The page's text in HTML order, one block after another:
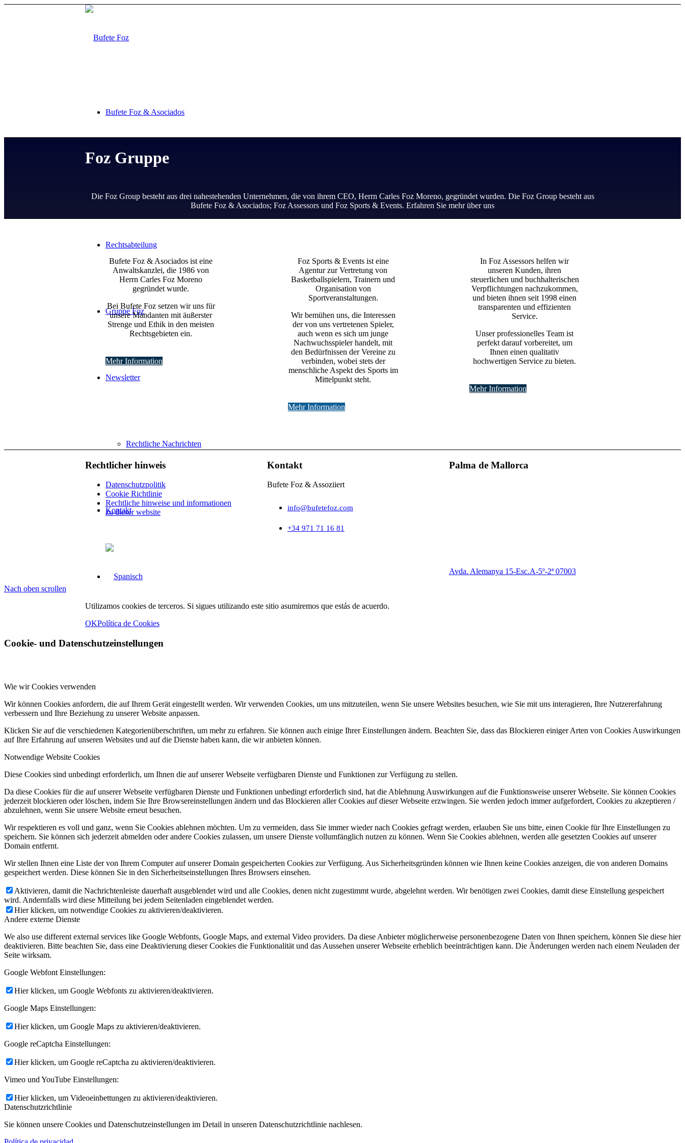
Bufete Foz & Asociados
Rechtsabteilung
Gruppe Foz
Newsletter
Rechtliche Nachrichten
Kontakt
Menü Menü
Foz Gruppe
Die Foz Group besteht aus drei nahestehenden Unternehmen, die von ihrem CEO, Herrn Carles Foz Moreno, gegründet wurden. Die Foz Group besteht aus
Bufete Foz & Asociados; Foz Assessors und Foz Sports & Events. Erfahren Sie mehr über uns
Bufete Foz & Asociados ist eine
Anwaltskanzlei, die 1986 von
Herrn Carles Foz Moreno
gegründet wurde.
Bei Bufete Foz setzen wir uns für
unsere Mandanten mit äußerster
Strenge und Ethik in den meisten
Rechtsgebieten ein.
Mehr Information
Foz Sports & Events ist eine
Agentur zur Vertretung von
Basketballspielern, Trainern und
Organisation von
Sportveranstaltungen.
Wir bemühen uns, die Interessen
der von uns vertretenen Spieler,
auch wenn es sich um junge
Nachwuchsspieler handelt, mit
den Bedürfnissen der Vereine zu
verbinden, wobei stets der
menschliche Aspekt des Sports im
Mittelpunkt steht.
Mehr Information
In Foz Assessors helfen wir
unseren Kunden, ihren
steuerlichen und buchhalterischen
Verpflichtungen nachzukommen,
und bieten ihnen seit 1998 einen
transparenten und effizienten
Service.
Unser professionelles Team ist
perfekt darauf vorbereitet, um
Ihnen einen qualitativ
hochwertigen Service zu bieten.
Mehr Information
Rechtlicher hinweis
Datenschutzpolitik
Cookie Richtlinie
Rechtliche hinweise und informationen
zu dieser website
Kontakt
Bufete Foz & Assoziiert
info@bufetefoz.com
+34 971 71 16 81
Palma de Mallorca
Avda. Alemanya 15-Esc.A-5º-2ª 07003
Nach oben scrollen
Utilizamos cookies de terceros. Si sigues utilizando este sitio asumiremos que estás de acuerdo.
OKPolítica de Cookies
Cookie- und Datenschutzeinstellungen
Wie wir Cookies verwenden
Wir können Cookies anfordern, die auf Ihrem Gerät eingestellt werden. Wir verwenden Cookies, um uns mitzuteilen, wenn Sie unsere Websites besuchen, wie Sie mit uns interagieren, Ihre Nutzererfahrung
verbessern und Ihre Beziehung zu unserer Website anpassen.
Klicken Sie auf die verschiedenen Kategorienüberschriften, um mehr zu erfahren. Sie können auch einige Ihrer Einstellungen ändern. Beachten Sie, dass das Blockieren einiger Arten von Cookies Auswirkungen
auf Ihre Erfahrung auf unseren Websites und auf die Dienste haben kann, die wir anbieten können.
Notwendige Website Cookies
Diese Cookies sind unbedingt erforderlich, um Ihnen die auf unserer Webseite verfügbaren Dienste und Funktionen zur Verfügung zu stellen.
Da diese Cookies für die auf unserer Webseite verfügbaren Dienste und Funktionen unbedingt erforderlich sind, hat die Ablehnung Auswirkungen auf die Funktionsweise unserer Webseite. Sie können Cookies
jederzeit blockieren oder löschen, indem Sie Ihre Browsereinstellungen ändern und das Blockieren aller Cookies auf dieser Webseite erzwingen. Sie werden jedoch immer aufgefordert, Cookies zu akzeptieren /
abzulehnen, wenn Sie unsere Website erneut besuchen.
Wir respektieren es voll und ganz, wenn Sie Cookies ablehnen möchten. Um zu vermeiden, dass Sie immer wieder nach Cookies gefragt werden, erlauben Sie uns bitte, einen Cookie für Ihre Einstellungen zu
speichern. Sie können sich jederzeit abmelden oder andere Cookies zulassen, um unsere Dienste vollumfänglich nutzen zu können. Wenn Sie Cookies ablehnen, werden alle gesetzten Cookies auf unserer
Domain entfernt.
Wir stellen Ihnen eine Liste der von Ihrem Computer auf unserer Domain gespeicherten Cookies zur Verfügung. Aus Sicherheitsgründen können wie Ihnen keine Cookies anzeigen, die von anderen Domains
gespeichert werden. Diese können Sie in den Sicherheitseinstellungen Ihres Browsers einsehen.
Aktivieren, damit die Nachrichtenleiste dauerhaft ausgeblendet wird und alle Cookies, denen nicht zugestimmt wurde, abgelehnt werden. Wir benötigen zwei Cookies, damit diese Einstellung gespeichert
wird. Andernfalls wird diese Mitteilung bei jedem Seitenladen eingeblendet werden.
Hier klicken, um notwendige Cookies zu aktivieren/deaktivieren.
Andere externe Dienste
We also use different external services like Google Webfonts, Google Maps, and external Video providers. Da diese Anbieter möglicherweise personenbezogene Daten von Ihnen speichern, können Sie diese hier
deaktivieren. Bitte beachten Sie, dass eine Deaktivierung dieser Cookies die Funktionalität und das Aussehen unserer Webseite erheblich beeinträchtigen kann. Die Änderungen werden nach einem Neuladen der
Seite wirksam.
Google Webfont Einstellungen:
Hier klicken, um Google Webfonts zu aktivieren/deaktivieren.
Google Maps Einstellungen:
Hier klicken, um Google Maps zu aktivieren/deaktivieren.
Google reCaptcha Einstellungen:
Hier klicken, um Google reCaptcha zu aktivieren/deaktivieren.
Vimeo und YouTube Einstellungen:
Hier klicken, um Videoeinbettungen zu aktivieren/deaktivieren.
Datenschutzrichtlinie
Sie können unsere Cookies und Datenschutzeinstellungen im Detail in unseren Datenschutzrichtlinie nachlesen.